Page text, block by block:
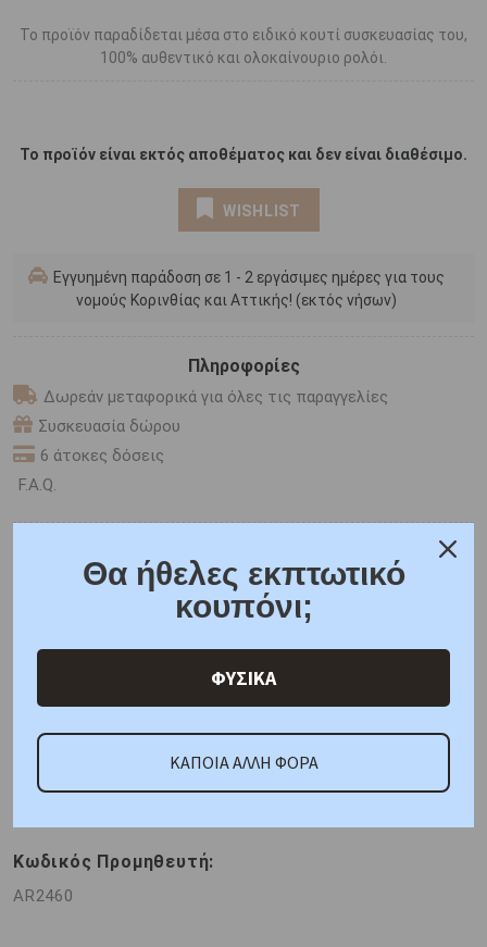
Το προϊόν παραδίδεται μέσα στο ειδικό κουτί συσκευασίας του,
100% αυθεντικό και ολοκαίνουριο ρολόι.
Το προϊόν είναι εκτός αποθέματος και δεν είναι διαθέσιμο.
WISHLIST
Εγγυημένη παράδοση σε 1 - 2 εργάσιμες ημέρες για τους
νομούς Κορινθίας και Αττικής! (εκτός νήσων)
Πληροφορίες
Δωρεάν μεταφορικά για όλες τις παραγγελίες
Συσκευασία δώρου
6 άτοκες δόσεις
F.A.Q.
SHARE THE LOVE
Χαρακτηριστικά Ρολογιών
Κωδικός Προμηθευτή:
AR2460
Θα ήθελες εκπτωτικό
κουπόνι;
ΦΥΣΙΚΑ
ΚΑΠΟΙΑ ΑΛΛΗ ΦΟΡΑ